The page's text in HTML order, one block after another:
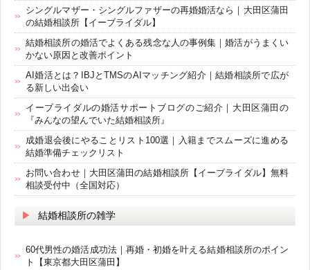
シングルマザー・シングルファザーの再婚婚活なら｜大田区蒲田
の結婚相談所【イーブライダル】
結婚相談所の婚活でよくある残念な人の事例集｜婚活がうまくい
かない原因と改善ポイント
AI婚活とは？IBJとTMSのAIマッチング紹介｜結婚相談所で広が
る新しい出会い
イーブライダルの婚活サポートブログのご紹介｜大田区蒲田の
『みんなの望んでいた結婚相談所』
成婚退会後にやることリスト100選｜入籍までスムーズに進める
結婚準備チェックリスト
お問い合わせ｜大田区蒲田の結婚相談所【イーブライダル】無料
相談受付中（全国対応）
結婚相談所の雑学
60代男性の婚活成功法｜再婚・初婚を叶える結婚相談所のポイン
ト【東京都大田区蒲田】